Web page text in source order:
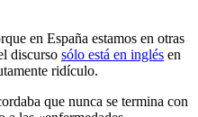
en España estamos en otras
discurso sólo está en inglés en
ridículo.
que nunca se termina con